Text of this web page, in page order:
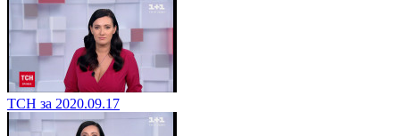
ТСН за 2020.09.17